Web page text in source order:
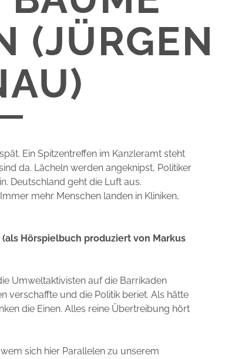
(JÜRGEN
Ein Spitzentreffen im Kanzleramt steht
da. Lächeln werden angeknipst, Politiker
Deutschland geht die Luft aus.
mehr Menschen landen in Kliniken,
Hörspielbuch produziert von Markus
Umweltaktivisten auf die Barrikaden
verschaffte und die Politik beriet. Als hätte
die Einen. Alles reine Übertreibung hört
sich hier Parallelen zu unserem